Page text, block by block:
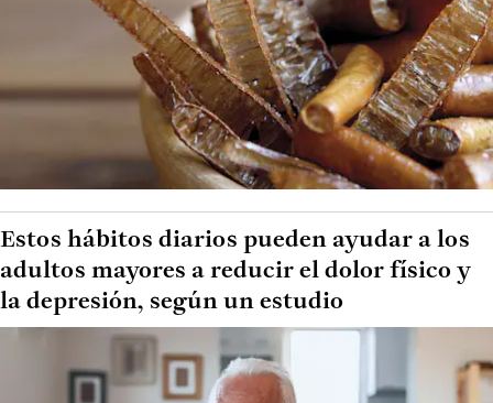
Estos hábitos diarios pueden ayudar a los
adultos mayores a reducir el dolor físico y
la depresión, según un estudio